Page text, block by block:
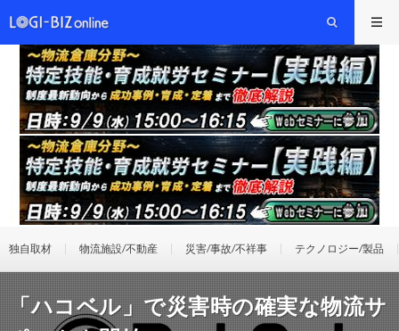
独自取材 物流施設/不動産 災害/事故/不祥事 テクノロジー/製品
「ハコベル」で災害時の確実な物流サ